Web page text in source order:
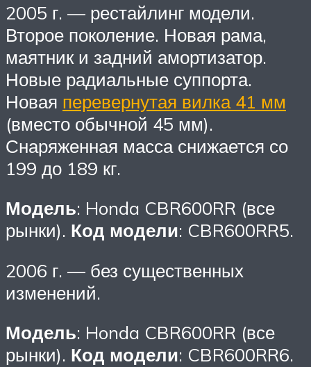
2005 г. — рестайлинг модели.
Второе поколение. Новая рама,
маятник и задний амортизатор.
Новые радиальные суппорта.
Новая перевернутая вилка 41 мм
(вместо обычной 45 мм).
Снаряженная масса снижается со
199 до 189 кг.
Модель: Honda CBR600RR (все
рынки). Код модели: CBR600RR5.
2006 г. — без существенных
изменений.
Модель: Honda CBR600RR (все
рынки). Код модели: CBR600RR6.